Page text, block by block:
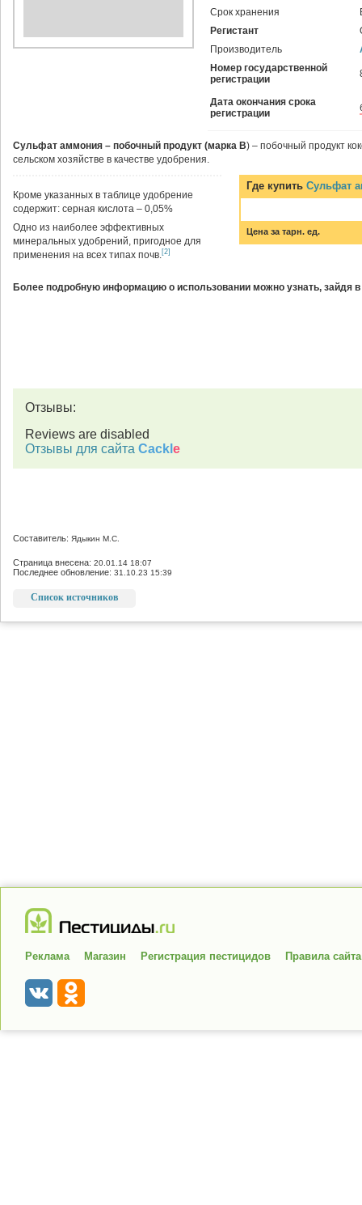
Срок хранения
Регистант
Производитель
Номер государственной
регистрации
Дата окончания срока
регистрации
Сульфат аммония – побочный продукт (марка В) – побочный продукт
сельском хозяйстве в качестве удобрения.
Где купить Сульфат
Цена за тарн. ед.
Кроме указанных в таблице удобрение
содержит: серная кислота – 0,05%
Одно из наиболее эффективных
минеральных удобрений, пригодное для
применения на всех типах почв.[2]
Более подробную информацию о использовании можно узнать, зайдя в
Отзывы:
Reviews are disabled
Отзывы для сайта Cackl e
Составитель: Ядыкин М.С.
Страница внесена: 20.01.14 18:07
Последнее обновление: 31.10.23 15:39
Список источников
Реклама Магазин Регистрация пестицидов Правила сайта